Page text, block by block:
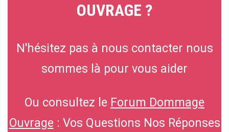
OUVRAGE ?
N'hésitez pas à nous contacter nous
sommes là pour vous aider
Ou consultez le Forum Dommage
Ouvrage : Vos Questions Nos Réponses